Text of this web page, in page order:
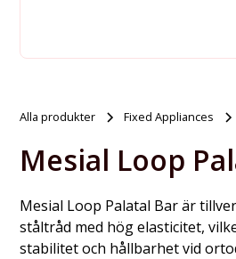
Alla produkter Fixed Appliances
Mesial Loop
Mesial Loop Palatal Bar är
ståltråd med hög elasticitet,
stabilitet och hållbarhet vid